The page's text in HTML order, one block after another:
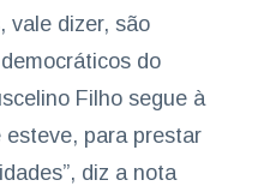
vale dizer, são
do
Filho segue à
esteve, para prestar
diz a nota